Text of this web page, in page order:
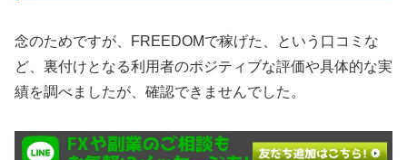
念のためですが、FREEDOMで稼げた、という口コミな
ど、裏付けとなる利用者のポジティブな評価や具体的な実
績を調べましたが、確認できませんでした。